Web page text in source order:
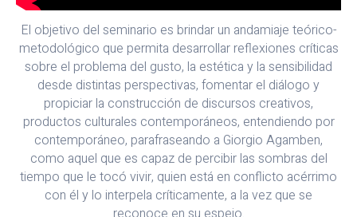
El objetivo del seminario es brindar un andamiaje teórico-
metodológico que permita desarrollar reflexiones críticas
sobre el problema del gusto, la estética y la sensibilidad
desde distintas perspectivas, fomentar el diálogo y
propiciar la construcción de discursos creativos,
productos culturales contemporáneos, entendiendo por
contemporáneo, parafraseando a Giorgio Agamben,
como aquel que es capaz de percibir las sombras del
tiempo que le tocó vivir, quien está en conflicto acérrimo
con él y lo interpela críticamente, a la vez que se